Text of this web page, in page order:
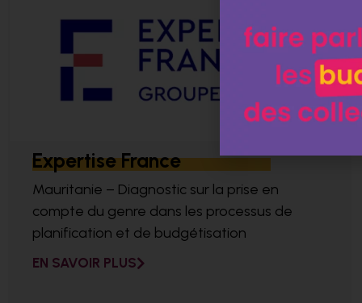
Expertise France
Mauritanie – Diagnostic sur la prise en
compte du genre dans les processus de
planification et de budgétisation
EN SAVOIR PLUS